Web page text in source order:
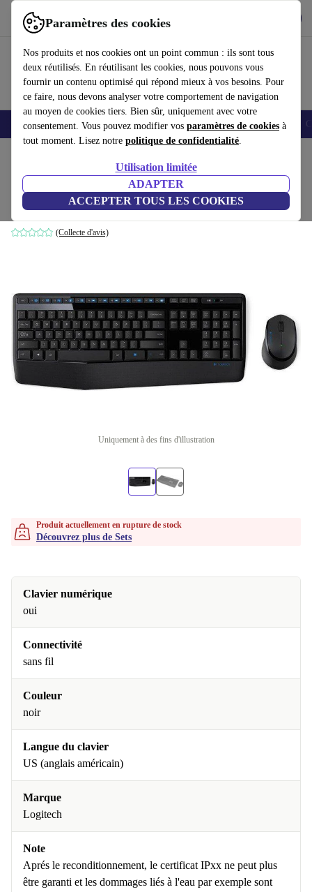
Paramètres des cookies
Nos produits et nos cookies ont un point commun : ils sont tous
deux réutilisés. En réutilisant les cookies, nous pouvons vous
fournir un contenu optimisé qui répond mieux à vos besoins. Pour
ce faire, nous devons analyser votre comportement de navigation
au moyen de cookies tiers. Bien sûr, uniquement avec votre
consentement. Vous pouvez modifier vos paramètres de cookies à
tout moment. Lisez notre politique de confidentialité.
Utilisation limitée
ADAPTER
ACCEPTER TOUS LES COOKIES
Utilisez refurbed rapidement et facilement
Smartphones Laptops Tablettes Montres connectées Accessoires
Logitech MK345
Noir | US
(Collecte d'avis)
Uniquement à des fins d'illustration
Produit actuellement en rupture de stock
Découvrez plus de Sets
Clavier numérique
oui
Connectivité
sans fil
Couleur
noir
Langue du clavier
US (anglais américain)
Marque
Logitech
Note
Aprés le reconditionnement, le certificat IPxx ne peut plus
être garanti et les dommages liés à l'eau par exemple sont